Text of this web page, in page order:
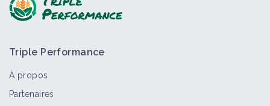
Triple Performance
À propos
Partenaires